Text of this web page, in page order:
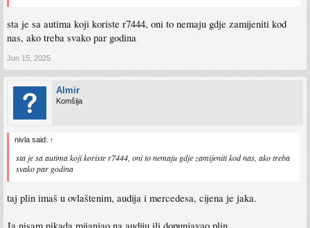
sta je sa autima koji koriste r7444, oni to nemaju gdje zamijeniti kod
nas, ako treba svako par godina
Jun 15, 2025
Almir
Komšija
nivla said: ↑
sta je sa autima koji koriste r7444, oni to nemaju gdje zamijeniti kod nas, ako treba
svako par godina
taj plin imaš u ovlaštenim, audija i mercedesa, cijena je jaka.